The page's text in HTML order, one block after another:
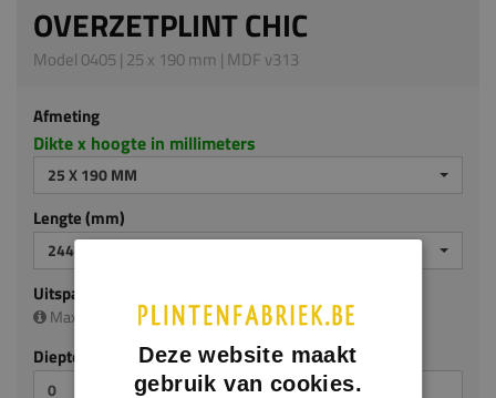
OVERZETPLINT CHIC
Model 0405 | 25 x 190 mm | MDF v313
Afmeting
Dikte x hoogte in millimeters
25 X 190 MM
Lengte (mm)
2440 MM
Uitsparing
Maximale uitsparing is (diep/hoog):20 x 160 mm
Diepte (mm)
Deze website maakt
gebruik van cookies.